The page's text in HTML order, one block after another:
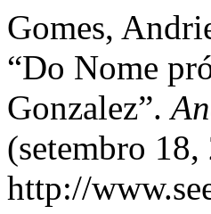
Gomes,
“Do Nome
Gonzalez”.
(setembro
http://